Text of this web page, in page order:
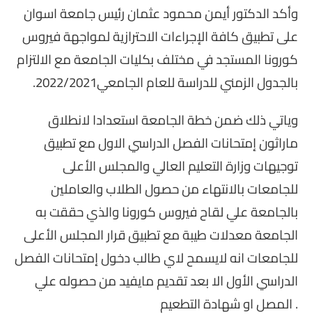
وأكد الدكتور أيمن محمود عثمان رئيس جامعة اسوان
على تطبيق كافة الإجراءات الاحترازية لمواجهة فيروس
كورونا المستجد في مختلف بكليات الجامعة مع الالتزام
بالجدول الزمني للدراسة للعام الجامعي2022/2021.
وياتي ذلك ضمن خطة الجامعة استعدادا لانطلاق
ماراثون إمتحانات الفصل الدراسي الاول مع تطبيق
توجيهات وزارة التعليم العالي والمجلس الأعلى
للجامعات بالانتهاء من حصول الطلاب والعاملين
بالجامعة علي لقاح فيروس كورونا والذي حققت به
الجامعة معدلات طيبة مع تطبيق قرار المجلس الأعلى
للجامعات انه لايسمح لاي طالب دخول إمتحانات الفصل
الدراسي الأول الا بعد تقديم مايفيد من حصوله علي
المصل او شهادة التطعيم .